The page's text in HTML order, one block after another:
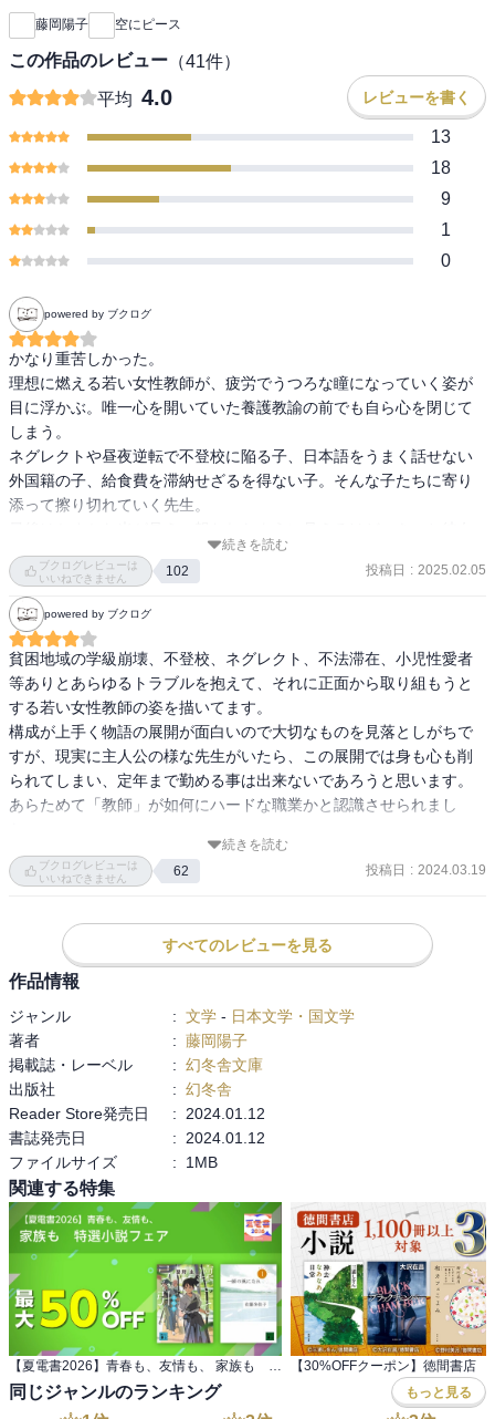
藤岡陽子 空にピース
この作品のレビュー （41件）
平均 4.0 レビューを書く
13
18
9
1
0
powered by ブクログ
かなり重苦しかった。
理想に燃える若い女性教師が、疲労でうつろな瞳になっていく姿が
目に浮かぶ。唯一心を開いていた養護教諭の前でも自ら心を閉じて
しまう。
ネグレクトや昼夜逆転で不登校に陥る子、日本語をうまく話せない
外国籍の子、給食費を滞納せざるを得ない子。そんな子たちに寄り
添って擦り切れていく先生。
は疲弊している。そしてそれが蓄積され、ボディーブローのように
ひびいていく。
理想に燃える一人の教師の存在が周りの教師に刺激を与え、活気づ
くことはあるだろう。
でも、今の教育現場の抱える問題はチームで対応し、他の教育機関
と連携しないと解決の糸口は見えない。
「空にピース」をしながら卒業生と笑顔を見せる女性教諭。よかっ
た。本当によかった。
でも、もう一人の6年生担任は最後の力を振り絞って卒業生を見送
り、教師を辞めていく。何年か前から教育の限界を感じて。元は若
き女性教師と同じように子どもに寄り添っていた熱い教師が。
続きを読む
ブクログレビューは
いいねできません
102 投稿日 : 2025.02.05
powered by ブクログ
貧困地域の学級崩壊、不登校、ネグレクト、不法滞在、小児性愛者
等ありとあらゆるトラブルを抱えて、それに正面から取り組もうと
する若い女性教師の姿を描いてます。
構成が上手く物語の展開が面白いので大切なものを見落としがちで
すが、現実に主人公の様な先生がいたら、この展開では身も心も削
られてしまい、定年まで勤める事は出来ないであろうと思います。
あらためて「教師」が如何にハードな職業かと認識させられまし
どなたかの感想で、（教職者かと思われます。）
「先生の行動が美徳のようにして描かれてるのは違うと思う。これ
りました。
まさにその通りです。
学校単位や特に教師個人の能力に依存したままの現在、限界は既に
続きを読む
ブクログレビューは
いいねできません
62 投稿日 : 2024.03.19
すべてのレビューを見る
作品情報
ジャンル : 文学 - 日本文学・国文学
著者
: 藤岡陽子
掲載誌・レーベル
: 幻冬舎文庫
出版社
: 幻冬舎
Reader Store発売日
:
2024.01.12
書誌発売日
:
2024.01.12
ファイルサイズ
: 1MB
関連する特集
【夏電書2026】青春も、友情も、 家族も 特選小説フェア
同じジャンルのランキング もっと見る